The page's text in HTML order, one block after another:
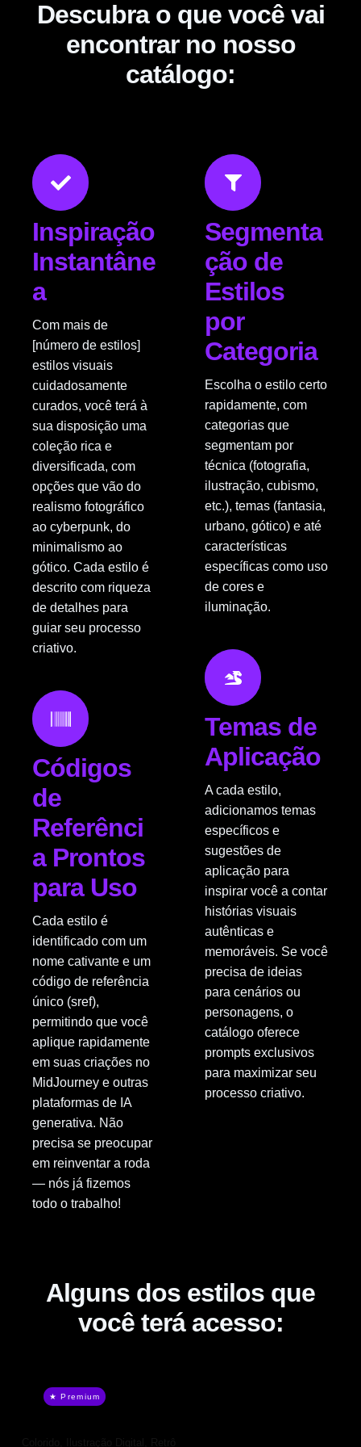
Descubra o que você vai
encontrar no nosso
catálogo:
Inspiração
Instantâne
a
Com mais de
[número de estilos]
estilos visuais
cuidadosamente
curados, você terá à
sua disposição uma
coleção rica e
diversificada, com
opções que vão do
realismo fotográfico
ao cyberpunk, do
minimalismo ao
gótico. Cada estilo é
descrito com riqueza
de detalhes para
guiar seu processo
criativo.
Códigos
de
Referênci
a Prontos
para Uso
Cada estilo é
identificado com um
nome cativante e um
código de referência
único (sref),
permitindo que você
aplique rapidamente
em suas criações no
MidJourney e outras
plataformas de IA
generativa. Não
precisa se preocupar
em reinventar a roda
— nós já fizemos
todo o trabalho!
Segmenta
ção de
Estilos
por
Categoria
Escolha o estilo certo
rapidamente, com
categorias que
segmentam por
técnica (fotografia,
ilustração, cubismo,
etc.), temas (fantasia,
urbano, gótico) e até
características
específicas como uso
de cores e
iluminação.
Temas de
Aplicação
A cada estilo,
adicionamos temas
específicos e
sugestões de
aplicação para
inspirar você a contar
histórias visuais
autênticas e
memoráveis. Se você
precisa de ideias
para cenários ou
personagens, o
catálogo oferece
prompts exclusivos
para maximizar seu
processo criativo.
Alguns dos estilos que
você terá acesso:
★ Premium